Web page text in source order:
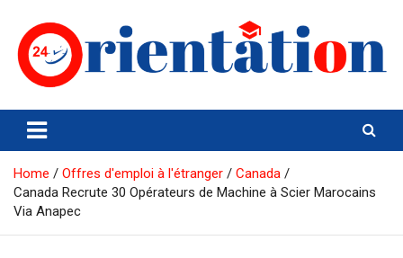
content
Orientation24
Emploi et Orientation au Maroc
Home Offres d'emploi à l'étranger
Canada
Canada Recrute 30 Opérateurs de Machine à Scier Marocains
Via Anapec